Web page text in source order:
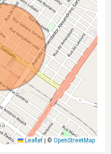
Leaflet | © OpenStreetMap